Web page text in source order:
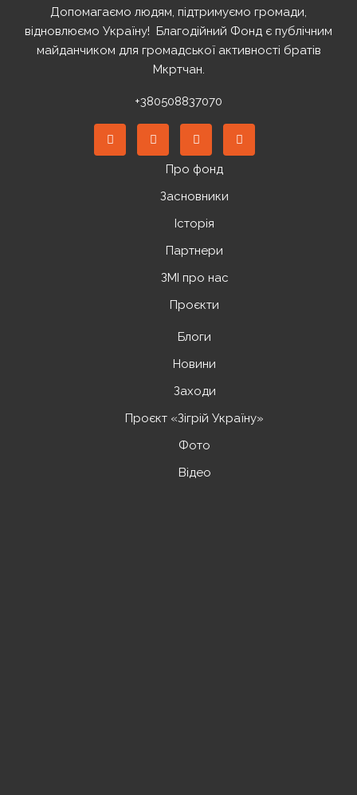
Допомагаємо людям, підтримуємо громади,
відновлюємо Україну! ️ Благодійний Фонд є публічним
майданчиком для громадської активності братів
Мкртчан.
+380508837070
Про фонд
Засновники
Історія
Партнери
ЗМІ про нас
Проєкти
Блоги
Новини
Заходи
Проєкт «Зігрій Україну»
Фото
Відео